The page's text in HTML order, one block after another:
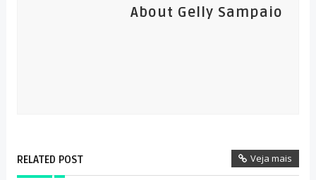
About Gelly Sampaio
RELATED POST Veja mais